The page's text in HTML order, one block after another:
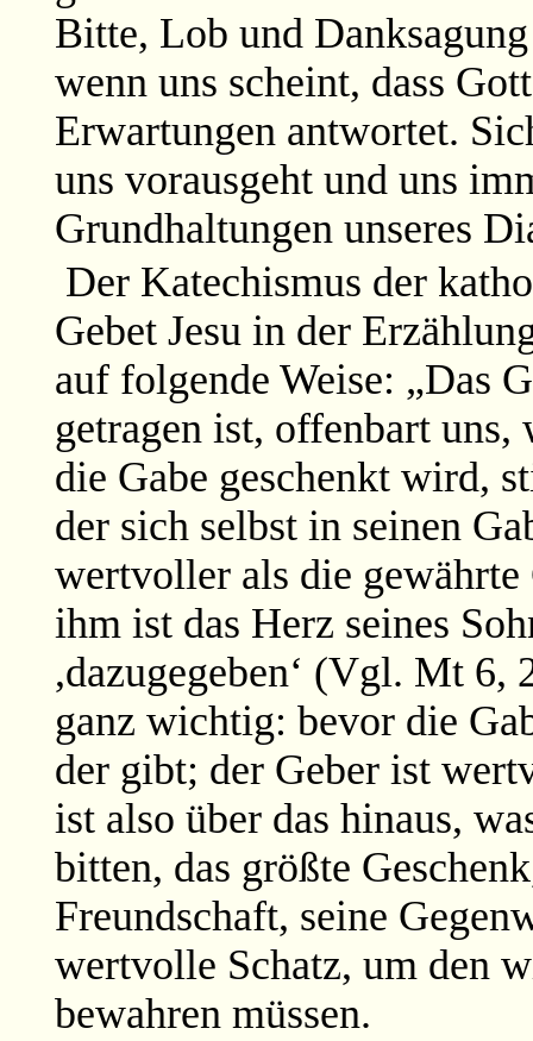
Bitte, Lob und
wenn uns scheint, dass
Erwartungen antwortet.
uns vorausgeht und uns
Grundhaltungen unseres
Der Katechismus der
Gebet Jesu in der
auf folgende Weise: „Das
getragen ist, offenbart
die Gabe geschenkt wird,
der sich selbst in seinen
wertvoller als die
ihm ist das Herz seines
,dazugegeben‘ (Vgl. Mt 6,
ganz wichtig: bevor die
der gibt; der Geber ist
ist also über das hinaus,
bitten, das größte
Freundschaft, seine
wertvolle Schatz, um den
bewahren müssen.